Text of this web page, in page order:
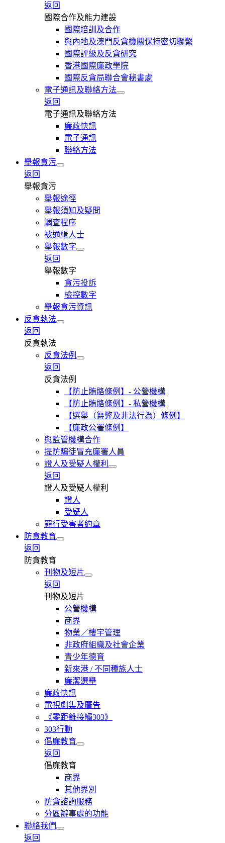
返回
國際合作及能力建設
國際培訓及合作
與內地及澳門反貪機關保持密切聯繫
國際評級及反貪研究
香港國際廉政學院
國際反貪局聯合會秘書處
電子通訊及聯絡方法
返回
電子通訊及聯絡方法
廉政快訊
電子通訊
聯絡方法
舉報貪污
返回
舉報貪污
舉報途徑
舉報須知及疑問
調查程序
被通緝人士
舉報數字
返回
舉報數字
貪污投訴
檢控數字
舉報貪污資訊
反貪執法
返回
反貪執法
反貪法例
返回
反貪法例
【防止賄賂條例】- 公營機構
【防止賄賂條例】- 私營機構
【選舉（舞弊及非法行為）條例】
【廉政公署條例】
與監管機構合作
提防騙徒冒充廉署人員
證人及受疑人權利
返回
證人及受疑人權利
證人
受疑人
罪行受害者約章
防貪教育
返回
防貪教育
刊物及短片
返回
刊物及短片
公營機構
商界
物業／樓宇管理
非政府組織及社會企業
青少年德育
新來港 / 不同種族人士
廉潔選舉
廉政快訊
電視劇集及廣告
《零距離接觸303》
303行動
倡廉教育
返回
倡廉教育
商界
其他界別
防貪諮詢服務
分區辦事處的功能
聯絡我們
返回